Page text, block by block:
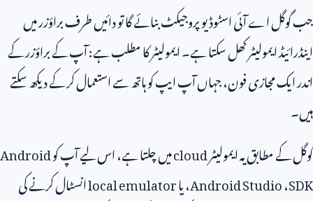
اے آئی اسٹوڈیو پروجیکٹ بنائے گا تو دائیں طرف براؤزر میں
ایمولیٹر کھل سکتا ہے۔ ایمولیٹر کا مطلب ہے: آپ کے براؤزر کے
مجازی فون، جہاں آپ ایپ کو ہاتھ سے استعمال کر کے دیکھ سکتے
مطابق یہ ایمولیٹرcloudمیں چلتا ہے، اس لیے آپ کوAndroid
،Android Studio، یاlocal emulatorانسٹال کرنے کی